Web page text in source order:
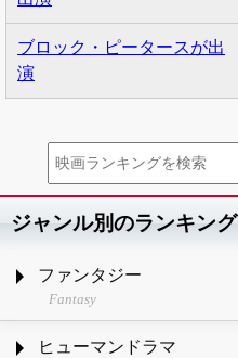
ブロック・ピータースが出
演
ジャンル別のランキング
ファンタジー
Fantasy
ヒューマンドラマ